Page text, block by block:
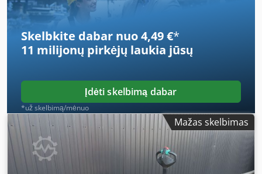
Skelbkite dabar nuo 4,49 €*
11 milijonų pirkėjų laukia jūsų
Įdėti skelbimą dabar
*už skelbimą/mėnuo
Mažas skelbimas